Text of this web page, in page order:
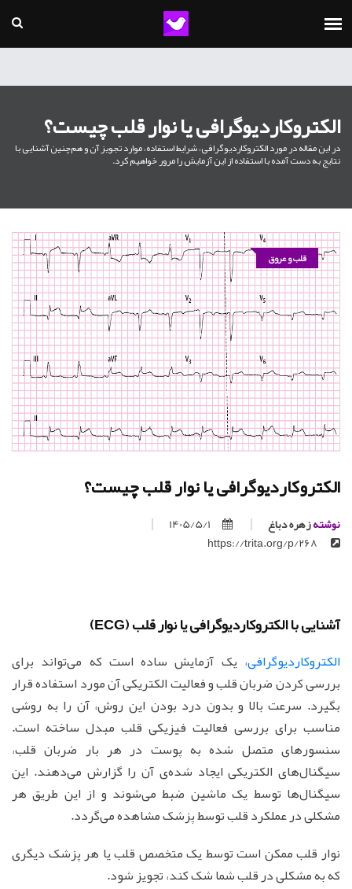
الکتروکاردیوگرافی یا نوار قلب چیست؟
در این مقاله در مورد الکتروکاردیوگرافی، شرایط استفاده، موارد تجویز آن و هم‌چنین آشنایی با
نتایج به دست آمده با استفاده از این آزمایش را مرور خواهیم کرد.
قلب و عروق
الکتروکاردیوگرافی یا نوار قلب چیست؟
نوشتهزهره دباغ
1405/5/1
آشنایی با الکتروکاردیوگرافی یا نوار قلب (ECG)
الکتروکاردیوگرافی، یک آزمایش ساده است که می‌تواند برای
بررسی کردن ضربان قلب و فعالیت الکتریکی آن مورد استفاده قرار
بگیرد. سرعت بالا و بدون درد بودن این روش، آن را به روشی
مناسب برای بررسی فعالیت فیزیکی قلب مبدل ساخته است.
سنسورهای متصل شده به پوست در هر بار ضربان قلب،
سیگنال‌های الکتریکی ایجاد شده‌ی آن را گزارش می‌دهند. این
سیگنال‌ها توسط یک ماشین ضبط می‌شوند و از این طریق هر
مشکلی در عملکرد قلب توسط پزشک مشاهده می‌گردد.
نوار قلب ممکن است توسط یک متخصص قلب یا هر پزشک دیگری
که به مشکلی در قلب شما شک کند، تجویز شود.